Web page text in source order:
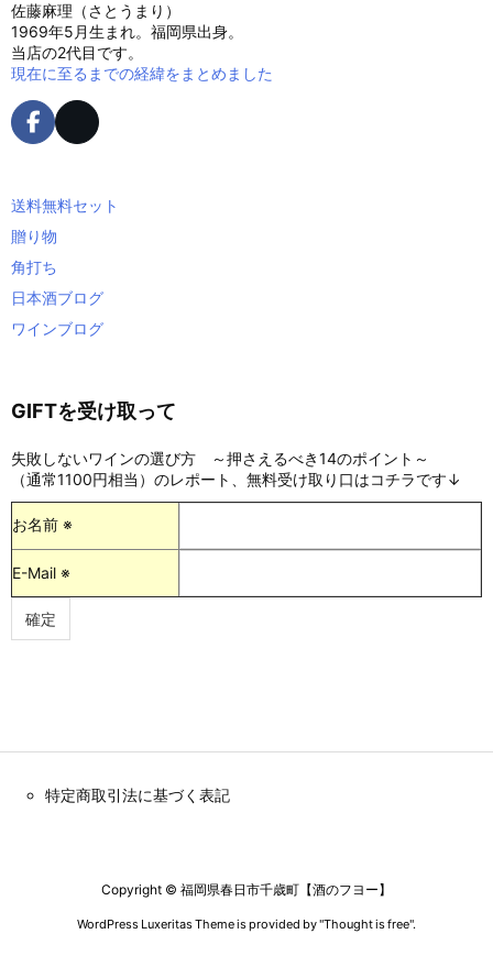
佐藤麻理（さとうまり）
1969年5月生まれ。福岡県出身。
当店の2代目です。
現在に至るまでの経緯をまとめました
送料無料セット
贈り物
角打ち
日本酒ブログ
ワインブログ
GIFTを受け取って
失敗しないワインの選び方 ～押さえるべき14のポイント～
（通常1100円相当）のレポート、無料受け取り口はコチラです↓
お名前 ※
E-Mail ※
特定商取引法に基づく表記
Copyright © 福岡県春日市千歳町【酒のフヨー】
WordPress Luxeritas Theme is provided by "Thought is free".